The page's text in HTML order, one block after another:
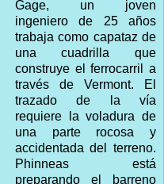
Gage, un joven
ingeniero de 25 años
trabaja como capataz de
una cuadrilla que
construye el ferrocarril a
través de Vermont. El
trazado de la vía
requiere la voladura de
una parte rocosa y
accidentada del terreno.
Phinneas está
preparando el barreno